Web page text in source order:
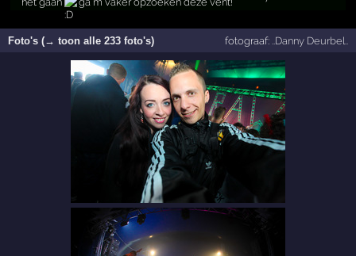
Foto's (→ toon alle 233 foto's) fotograaf: ..Danny Deurbel..